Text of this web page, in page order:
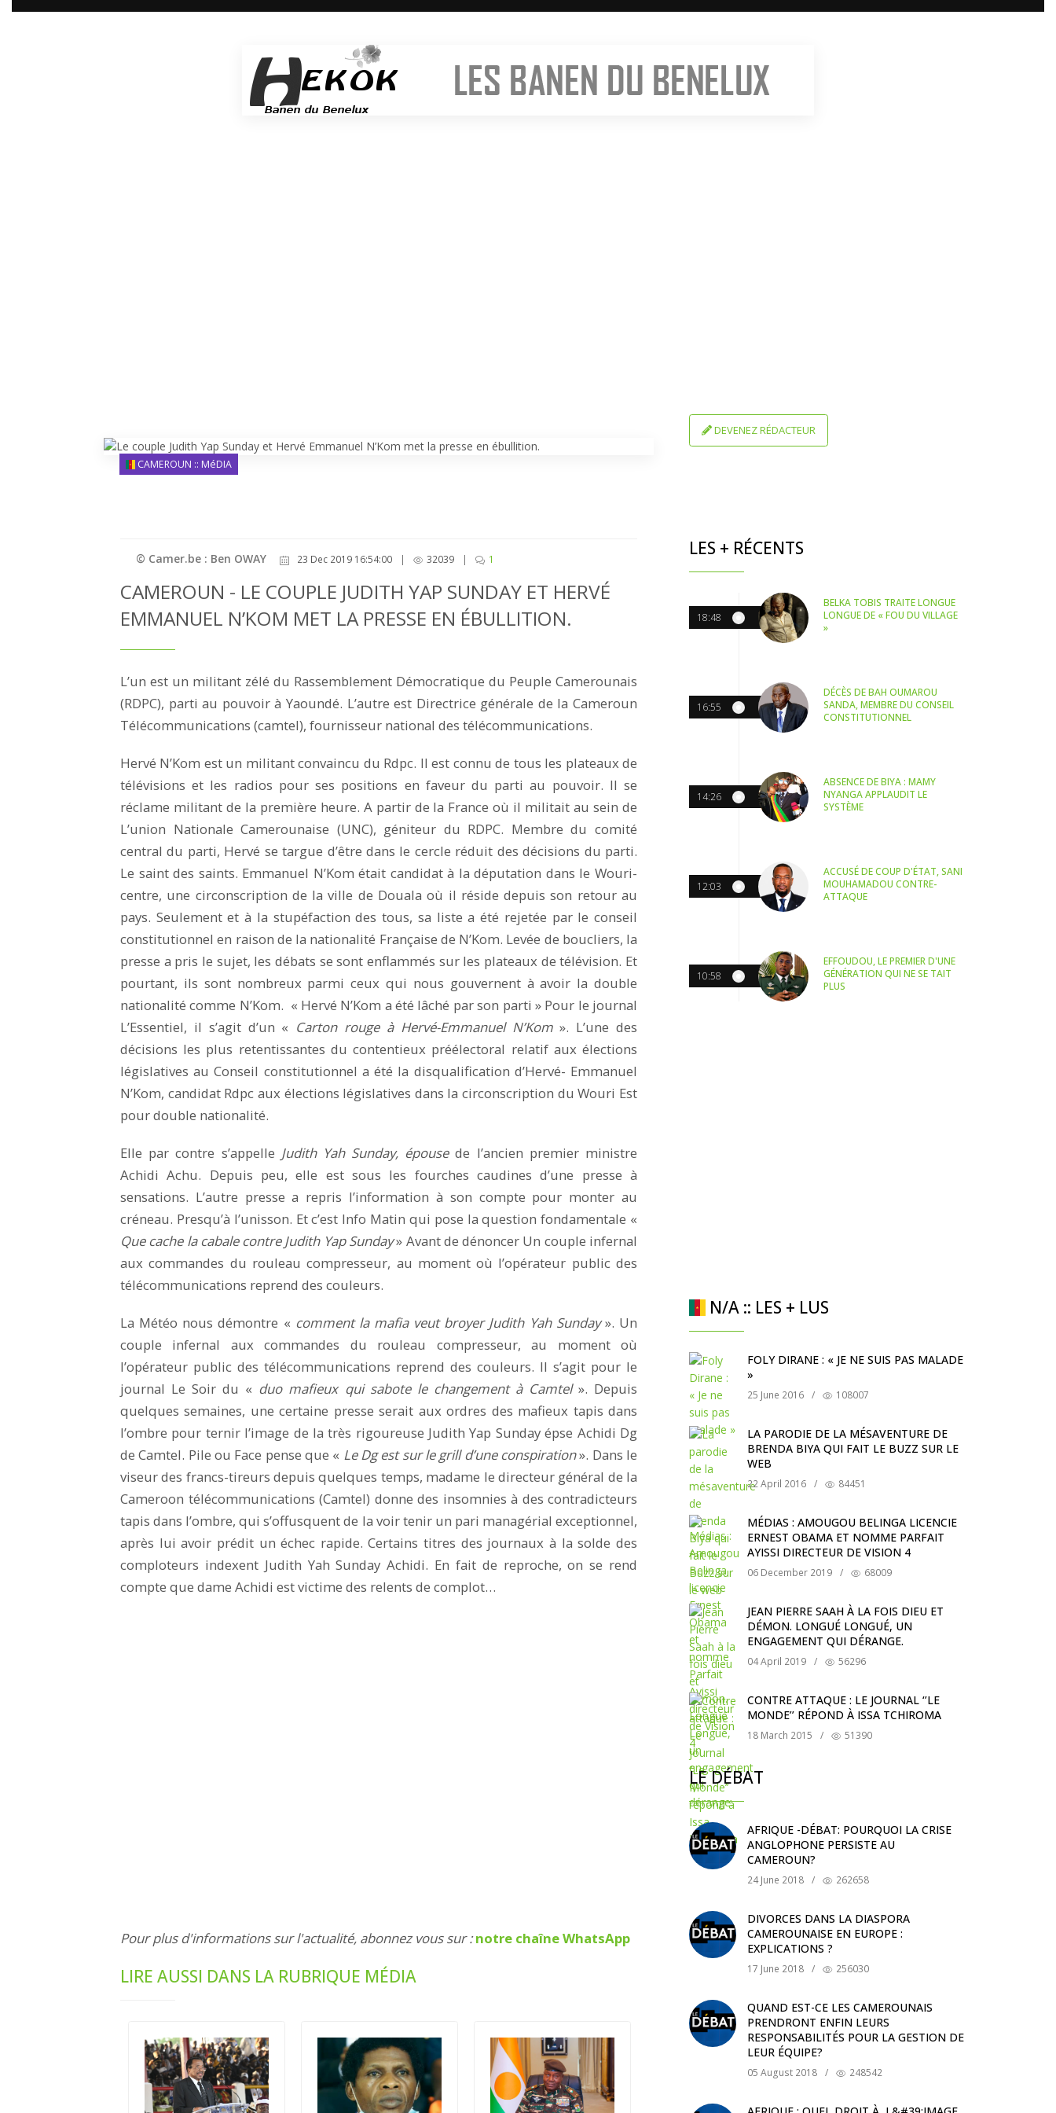
CAMEROUN :: MéDIA
© Camer.be : Ben OWAY 23 Dec 2019 16:54:00 | 32039 | 1
CAMEROUN - LE COUPLE JUDITH YAP SUNDAY ET HERVÉ
EMMANUEL N’KOM MET LA PRESSE EN ÉBULLITION.
L’un est un militant zélé du Rassemblement Démocratique du Peuple Camerounais
(RDPC), parti au pouvoir à Yaoundé. L’autre est Directrice générale de la Cameroun
Télécommunications (camtel), fournisseur national des télécommunications.
Hervé N’Kom est un militant convaincu du Rdpc. Il est connu de tous les plateaux de
télévisions et les radios pour ses positions en faveur du parti au pouvoir. Il se
réclame militant de la première heure. A partir de la France où il militait au sein de
L’union Nationale Camerounaise (UNC), géniteur du RDPC. Membre du comité
central du parti, Hervé se targue d’être dans le cercle réduit des décisions du parti.
Le saint des saints. Emmanuel N’Kom était candidat à la députation dans le Wouri-
centre, une circonscription de la ville de Douala où il réside depuis son retour au
pays. Seulement et à la stupéfaction des tous, sa liste a été rejetée par le conseil
constitutionnel en raison de la nationalité Française de N’Kom. Levée de boucliers, la
presse a pris le sujet, les débats se sont enflammés sur les plateaux de télévision. Et
pourtant, ils sont nombreux parmi ceux qui nous gouvernent à avoir la double
nationalité comme N’Kom. « Hervé N’Kom a été lâché par son parti » Pour le journal
L’Essentiel, il s’agit d’un « Carton rouge à Hervé-Emmanuel N’Kom». L’une des
décisions les plus retentissantes du contentieux préélectoral relatif aux élections
législatives au Conseil constitutionnel a été la disqualification d’Hervé- Emmanuel
N’Kom, candidat Rdpc aux élections législatives dans la circonscription du Wouri Est
pour double nationalité.
Elle par contre s’appelle Judith Yah Sunday, épousede l’ancien premier ministre
Achidi Achu. Depuis peu, elle est sous les fourches caudines d’une presse à
sensations. L’autre presse a repris l’information à son compte pour monter au
créneau. Presqu’à l’unisson. Et c’est Info Matin qui pose la question fondamentale «
Que cache la cabale contre Judith Yap Sunday» Avant de dénoncer Un couple infernal
aux commandes du rouleau compresseur, au moment où l’opérateur public des
télécommunications reprend des couleurs.
La Météo nous démontre « comment la mafia veut broyer Judith Yah Sunday». Un
couple infernal aux commandes du rouleau compresseur, au moment où
l’opérateur public des télécommunications reprend des couleurs. Il s’agit pour le
journal Le Soir du « duo mafieux qui sabote le changement à Camtel ». Depuis
quelques semaines, une certaine presse serait aux ordres des mafieux tapis dans
l’ombre pour ternir l’image de la très rigoureuse Judith Yap Sunday épse Achidi Dg
de Camtel. Pile ou Face pense que « Le Dg est sur le grill d’une conspiration». Dans le
viseur des francs-tireurs depuis quelques temps, madame le directeur général de la
Cameroon télécommunications (Camtel) donne des insomnies à des contradicteurs
tapis dans l’ombre, qui s’offusquent de la voir tenir un pari managérial exceptionnel,
après lui avoir prédit un échec rapide. Certains titres des journaux à la solde des
comploteurs indexent Judith Yah Sunday Achidi. En fait de reproche, on se rend
compte que dame Achidi est victime des relents de complot…
Pour plus d'informations sur l'actualité, abonnez vous sur :notre chaîne WhatsApp
LIRE AUSSI DANS LA RUBRIQUE MÉDIA
DEVENEZ RÉDACTEUR
LES + RÉCENTS
18:48
BELKA TOBIS TRAITE LONGUE
LONGUE DE « FOU DU VILLAGE
»
16:55
DÉCÈS DE BAH OUMAROU
SANDA, MEMBRE DU CONSEIL
CONSTITUTIONNEL
14:26
ABSENCE DE BIYA : MAMY
NYANGA APPLAUDIT LE
SYSTÈME
12:03
ACCUSÉ DE COUP D'ÉTAT, SANI
MOUHAMADOU CONTRE-
ATTAQUE
10:58
EFFOUDOU, LE PREMIER D'UNE
GÉNÉRATION QUI NE SE TAIT
PLUS
N/A :: LES + LUS
FOLY DIRANE : « JE NE SUIS PAS MALADE
»
25 June 2016 / 108007
LA PARODIE DE LA MÉSAVENTURE DE
BRENDA BIYA QUI FAIT LE BUZZ SUR LE
WEB
22 April 2016 / 84451
MÉDIAS : AMOUGOU BELINGA LICENCIE
ERNEST OBAMA ET NOMME PARFAIT
AYISSI DIRECTEUR DE VISION 4
06 December 2019 / 68009
JEAN PIERRE SAAH À LA FOIS DIEU ET
DÉMON. LONGUÉ LONGUÉ, UN
ENGAGEMENT QUI DÉRANGE.
04 April 2019 / 56296
CONTRE ATTAQUE : LE JOURNAL ‘’LE
MONDE’’ RÉPOND À ISSA TCHIROMA
18 March 2015 / 51390
LE DÉBAT
AFRIQUE -DÉBAT: POURQUOI LA CRISE
ANGLOPHONE PERSISTE AU
CAMEROUN?
24 June 2018 / 262658
DIVORCES DANS LA DIASPORA
CAMEROUNAISE EN EUROPE :
EXPLICATIONS ?
17 June 2018 / 256030
QUAND EST-CE LES CAMEROUNAIS
PRENDRONT ENFIN LEURS
RESPONSABILITÉS POUR LA GESTION DE
LEUR ÉQUIPE?
05 August 2018 / 248542